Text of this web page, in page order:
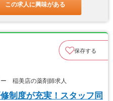
この求人に興味がある
保存する
稲美店の薬剤師求人
制度が充実！スタッフ同